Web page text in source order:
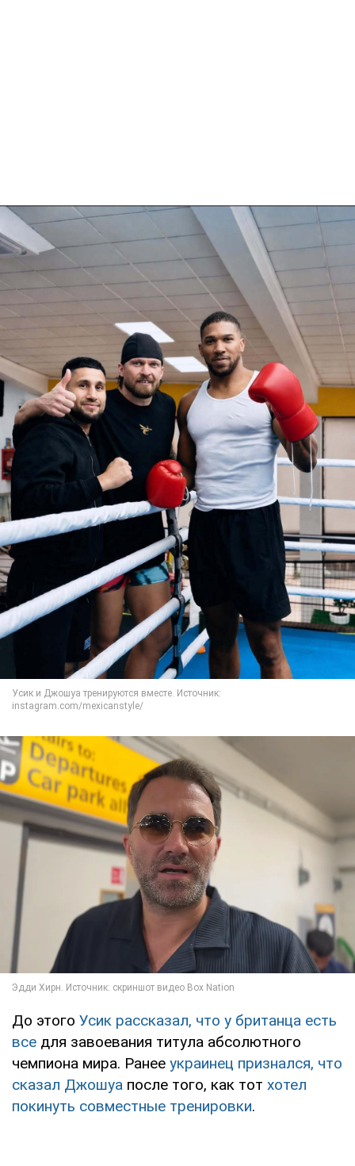
До этого Усик рассказал, что у британца есть
все для завоевания титула абсолютного
чемпиона мира. Ранее украинец признался, что
сказал Джошуа после того, как тот хотел
покинуть совместные тренировки.